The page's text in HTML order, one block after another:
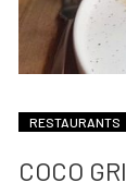
RESTAURANTS
COCO